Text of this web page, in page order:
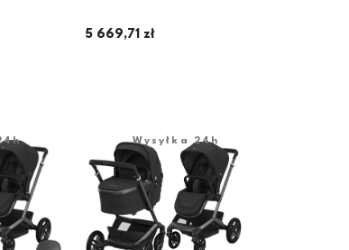
Graphite
5 669,71 zł
Wysyłka 24h